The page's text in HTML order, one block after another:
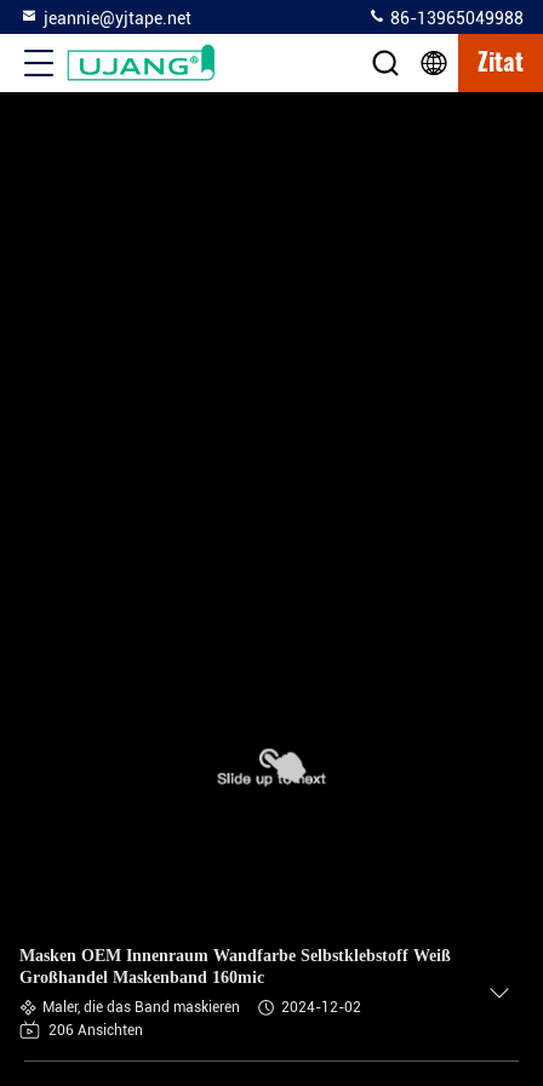
jeannie@yjtape.net 86-13965049988
Zitat
Masken OEM Innenraum Wandfarbe Selbstklebstoff Weiß
Großhandel Maskenband 160mic
Maler, die das Band maskieren
2024-12-02
206 Ansichten